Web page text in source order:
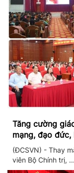
Tăng cường
mạng, đạo
thống giáo dục
(ĐCSVN) - Thay
viên Bộ Chính trị, ...